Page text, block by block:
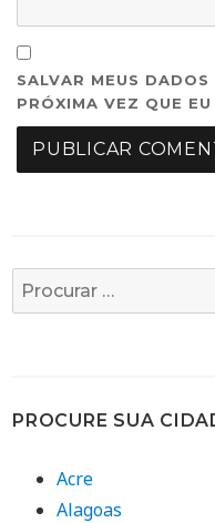
SALVAR MEUS
PRÓXIMA VEZ QUE
Busca
por:
PROCURE SUA
Acre
Alagoas